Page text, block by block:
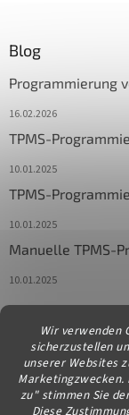
Wir verwenden
sicherzustellen
unserer Websites
Marketingzwecken.
zu" stimmen Sie
Diese
Blog
Programmierung
16.02.2026
TPMS-
10.01.2025
TPMS-
10.01.2025
Manuelle TPMS-
10.01.2025
Kontakt
info@